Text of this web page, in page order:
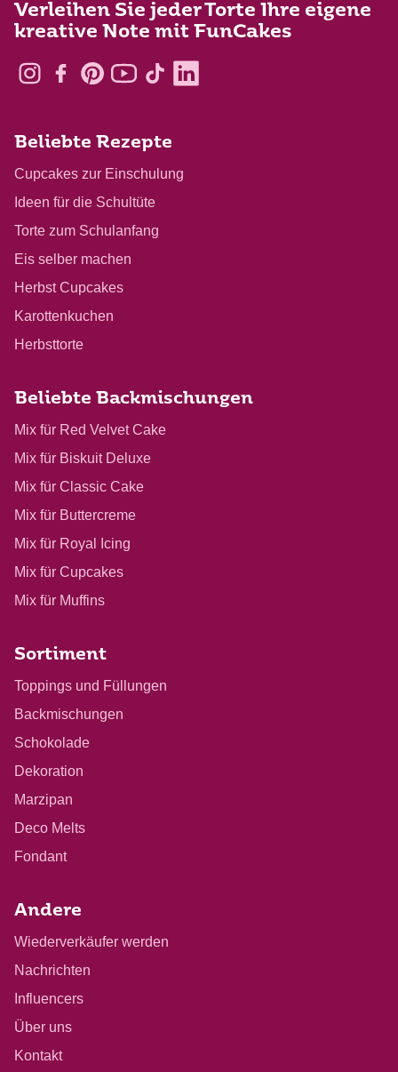
Verleihen Sie jeder Torte Ihre eigene
kreative Note mit FunCakes
Beliebte Rezepte
Cupcakes zur Einschulung
Ideen für die Schultüte
Torte zum Schulanfang
Eis selber machen
Herbst Cupcakes
Karottenkuchen
Herbsttorte
Beliebte Backmischungen
Mix für Red Velvet Cake
Mix für Biskuit Deluxe
Mix für Classic Cake
Mix für Buttercreme
Mix für Royal Icing
Mix für Cupcakes
Mix für Muffins
Sortiment
Toppings und Füllungen
Backmischungen
Schokolade
Dekoration
Marzipan
Deco Melts
Fondant
Andere
Wiederverkäufer werden
Nachrichten
Influencers
Über uns
Kontakt